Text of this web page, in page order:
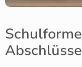
Abschlüsse